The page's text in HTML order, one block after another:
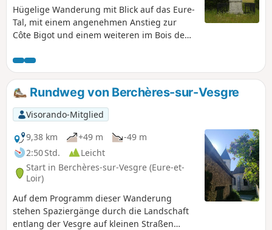
Hügelige Wanderung mit Blick auf das Eure-
Tal, mit einem angenehmen Anstieg zur
Côte Bigot und einem weiteren im Bois de
Rundweg von Berchères-sur-Vesgre
Visorando-Mitglied
9,38 km
+49 m
-49 m
2:50 Std.
Leicht
Start in Berchères-sur-Vesgre (Eure-et-
Loir)
Auf dem Programm dieser Wanderung
stehen Spaziergänge durch die Landschaft
entlang der Vesgre auf kleinen Straßen